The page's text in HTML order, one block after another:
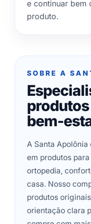
e continuar bem
produto.
SOBRE A
produtos
bem-
A Santa
em produtos
ortopedia,
casa. Nosso
produtos
orientação clara